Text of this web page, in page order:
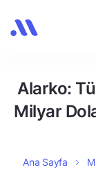
Alarko:
Milyar
Ana Sayfa